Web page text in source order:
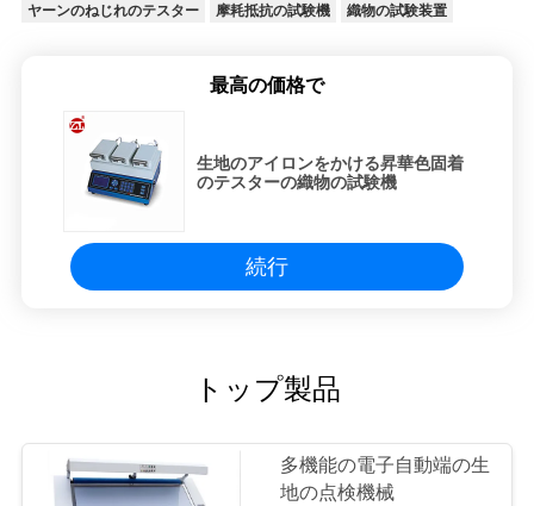
ヤーンのねじれのテスター 摩耗抵抗の試験機 織物の試験装置
最高の価格で
生地のアイロンをかける昇華色固着
のテスターの織物の試験機
続行
トップ製品
多機能の電子自動端の生
地の点検機械